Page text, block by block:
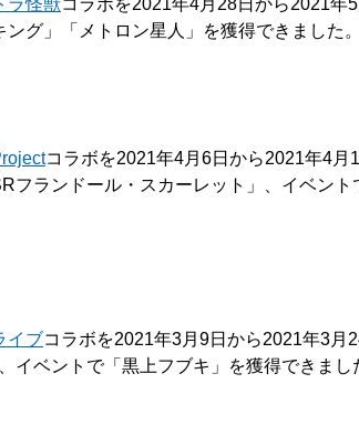
グ」「メトロン星人」を獲得できました。
コラボを2021年4月6日から2021年4
フランドール・スカーレット」、イベン
イブコラボを2021年3月9日から2021年3月
イベントで「黒上フブキ」を獲得できまし